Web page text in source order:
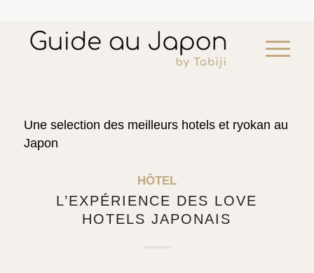
¥48,125
Une selection des meilleurs hotels et ryokan au
Japon
HÔTEL
L’EXPÉRIENCE DES LOVE
HOTELS JAPONAIS